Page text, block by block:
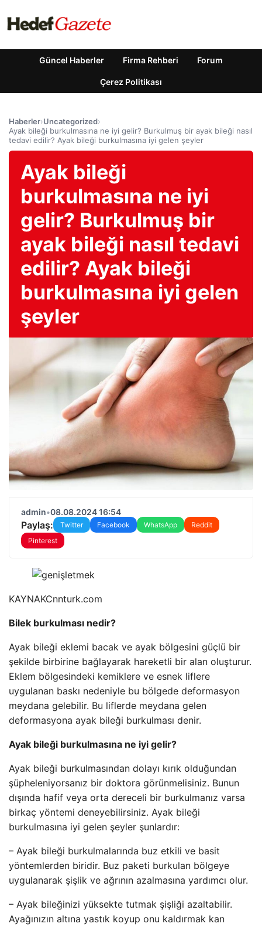
Güncel Haberler Firma Rehberi Forum
Çerez Politikası
Haberler›Uncategorized›
Ayak bileği burkulmasına ne iyi gelir? Burkulmuş bir ayak bileği nasıl
tedavi edilir? Ayak bileği burkulmasına iyi gelen şeyler
Ayak bileği
burkulmasına ne iyi
gelir? Burkulmuş bir
ayak bileği nasıl tedavi
edilir? Ayak bileği
burkulmasına iyi gelen
şeyler
admin•08.08.2024 16:54
Paylaş: Twitter Facebook WhatsApp
Reddit
Pinterest
KAYNAKCnnturk.com
Bilek burkulması nedir?
Ayak bileği eklemi bacak ve ayak bölgesini güçlü bir
şekilde birbirine bağlayarak hareketli bir alan oluşturur.
Eklem bölgesindeki kemiklere ve esnek liflere
uygulanan baskı nedeniyle bu bölgede deformasyon
meydana gelebilir. Bu liflerde meydana gelen
deformasyona ayak bileği burkulması denir.
Ayak bileği burkulmasına ne iyi gelir?
Ayak bileği burkulmasından dolayı kırık olduğundan
şüpheleniyorsanız bir doktora görünmelisiniz. Bunun
dışında hafif veya orta dereceli bir burkulmanız varsa
birkaç yöntemi deneyebilirsiniz. Ayak bileği
burkulmasına iyi gelen şeyler şunlardır:
– Ayak bileği burkulmalarında buz etkili ve basit
yöntemlerden biridir. Buz paketi burkulan bölgeye
uygulanarak şişlik ve ağrının azalmasına yardımcı olur.
– Ayak bileğinizi yüksekte tutmak şişliği azaltabilir.
Ayağınızın altına yastık koyup onu kaldırmak kan